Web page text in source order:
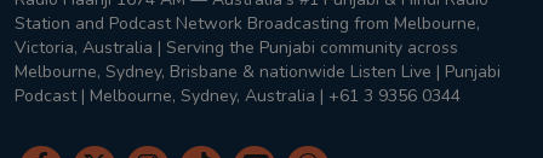
Station and Podcast Network Broadcasting from Melbourne,
Victoria, Australia | Serving the Punjabi community across
Melbourne, Sydney, Brisbane & nationwide Listen Live | Punjabi
Podcast | Melbourne, Sydney, Australia | +61 3 9356 0344